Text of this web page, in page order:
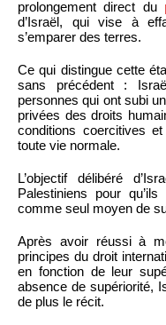
prolongement direct du
d’Israël, qui vise à
s’emparer des terres.
Ce qui distingue cette
sans précédent :
personnes qui ont subi
privées des droits
conditions coercitives
toute vie normale.
L’objectif délibéré
Palestiniens pour
comme seul moyen de
Après avoir réussi à
principes du droit
en fonction de leur
absence de supériorité,
de plus le récit.